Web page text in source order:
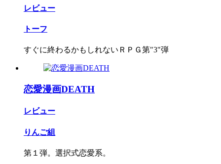
レビュー
トーフ
すぐに終わるかもしれないＲＰＧ第"3"弾
恋愛漫画DEATH
レビュー
りんご組
第１弾。選択式恋愛系。